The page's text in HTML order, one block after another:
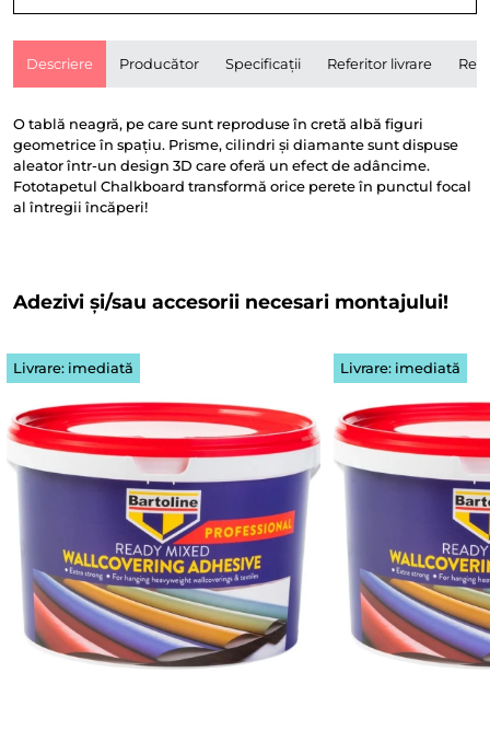
Descriere Producător Specificații Referitor livrare
O tablă neagră, pe care sunt reproduse în cretă albă figuri
geometrice în spațiu. Prisme, cilindri și diamante sunt dispuse
aleator într-un design 3D care oferă un efect de adâncime.
Fototapetul Chalkboard transformă orice perete în punctul focal
al întregii încăperi!
Adezivi și/sau accesorii necesari montajului!
Livrare: imediată Livrare: imediată